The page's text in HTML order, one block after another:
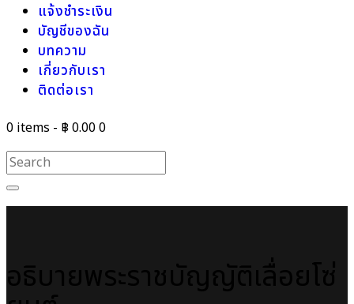
แจ้งชำระเงิน
บัญชีของฉัน
บทความ
เกี่ยวกับเรา
ติดต่อเรา
0 items - ฿ 0.000